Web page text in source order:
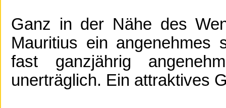
Ganz in der Nähe des
Mauritius ein angenehmes
fast ganzjährig
unerträglich. Ein attraktives